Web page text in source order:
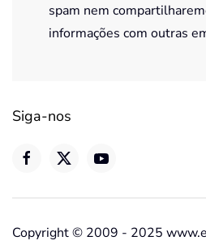
spam nem
informações com outras
Siga-nos
Copyright © 2009 - 2025